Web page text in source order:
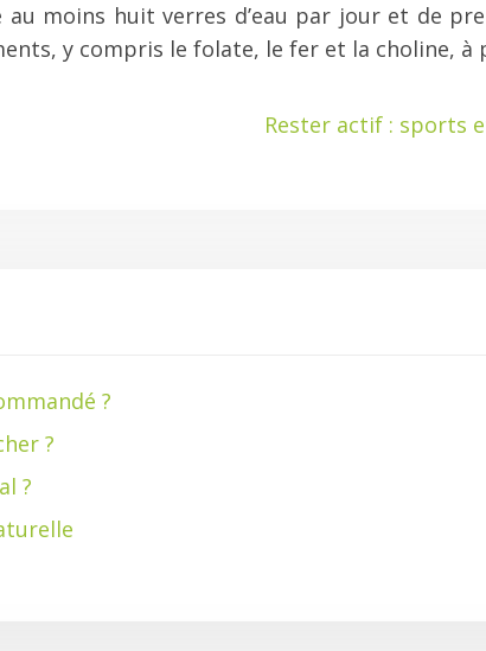
moins huit verres d’eau par jour et de
y compris le folate, le fer et la choline, à
Rester actif : sports
?
?
?